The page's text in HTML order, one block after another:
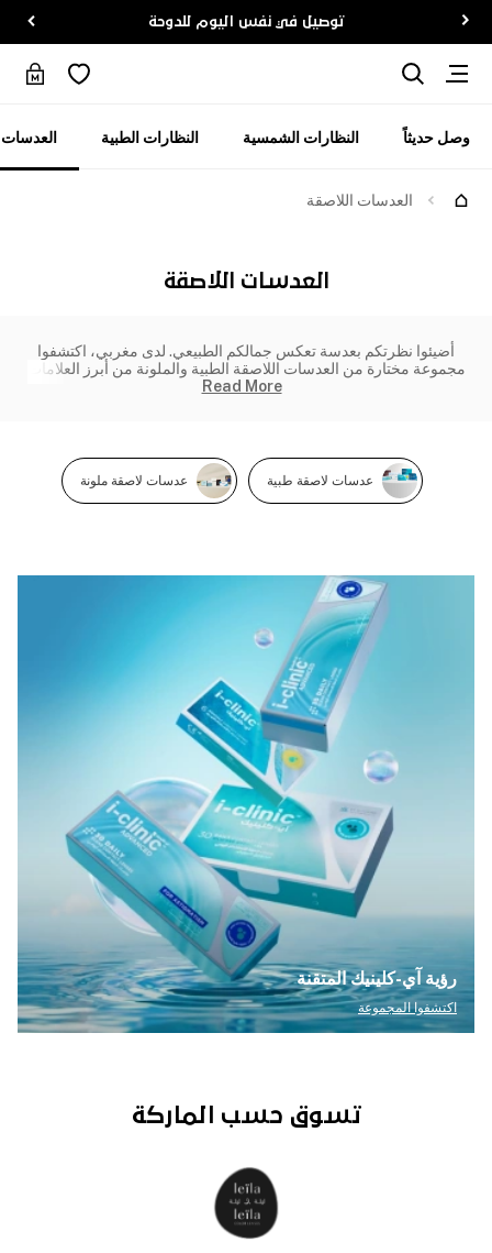
توصيل في نفس اليوم للدوحة
وصل حديثاً النظارات الشمسية النظارات الطبية
العدسات اللاصقة
العدسات اللاصقة
أضيئوا نظرتكم بعدسة تعكس جمالكم الطبيعي. لدى مغربي، اكتشفوا
مجموعة مختارة من العدسات اللاصقة الطبية والملونة من أبرز العلامات
Read More
عدسات لاصقة طبية عدسات لاصقة ملونة
رؤية آي-كلينيك المتقنة
اكتشفوا المجموعة
تسوق حسب الماركة